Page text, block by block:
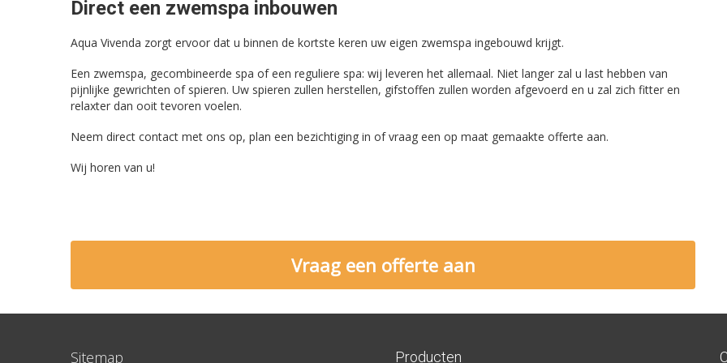
Direct een zwemspa inbouwen
Aqua Vivenda zorgt ervoor dat u binnen de kortste keren uw eigen zwemspa ingebouwd krijgt.
Een zwemspa, gecombineerde spa of een reguliere spa: wij leveren het allemaal. Niet langer zal u last hebben van
pijnlijke gewrichten of spieren. Uw spieren zullen herstellen, gifstoffen zullen worden afgevoerd en u zal zich fitter en
relaxter dan ooit tevoren voelen.
Neem direct contact met ons op, plan een bezichtiging in of vraag een op maat gemaakte offerte aan.
Wij horen van u!
Vraag een offerte aan
Sitemap Producten